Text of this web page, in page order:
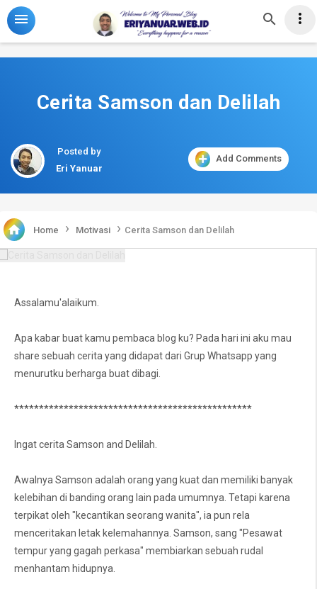
-->
  
Cerita Samson dan Delilah
Posted by
Eri Yanuar
Add Comments
 Home › Motivasi › Cerita Samson dan Delilah
Assalamu'alaikum.
Apa kabar buat kamu pembaca blog ku? Pada hari ini aku mau
share sebuah cerita yang didapat dari Grup Whatsapp yang
menurutku berharga buat dibagi.
************************************************
Ingat cerita Samson and Delilah.
Awalnya Samson adalah orang yang kuat dan memiliki banyak
kelebihan di banding orang lain pada umumnya. Tetapi karena
terpikat oleh "kecantikan seorang wanita", ia pun rela
menceritakan letak kelemahannya. Samson, sang "Pesawat
tempur yang gagah perkasa" membiarkan sebuah rudal
menhantam hidupnya.